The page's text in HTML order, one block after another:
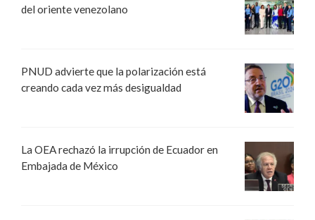
del oriente venezolano
PNUD advierte que la polarización está
creando cada vez más desigualdad
La OEA rechazó la irrupción de Ecuador en
Embajada de México